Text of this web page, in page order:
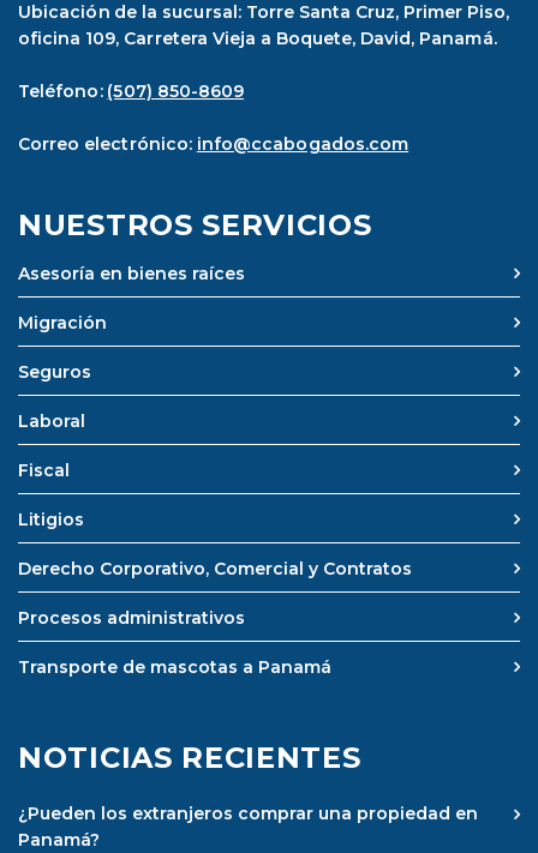
Ubicación de la sucursal: Torre Santa Cruz, Primer Piso,
oficina 109, Carretera Vieja a Boquete, David, Panamá.
Teléfono: (507) 850-8609
Correo electrónico: info@ccabogados.com
NUESTROS SERVICIOS
Asesoría en bienes raíces
Migración
Seguros
Laboral
Fiscal
Litigios
Derecho Corporativo, Comercial y Contratos
Procesos administrativos
Transporte de mascotas a Panamá
NOTICIAS RECIENTES
¿Pueden los extranjeros comprar una propiedad en
Panamá?